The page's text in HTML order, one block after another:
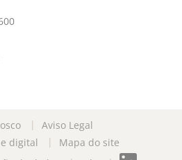
Aviso Legal
digital
Mapa do site